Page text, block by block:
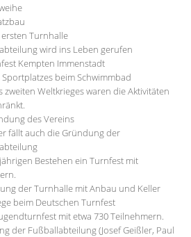
Turnhalle
wird ins Leben gerufen
Kempten Immenstadt
Sportplatzes beim Schwimmbad
zweiten Weltkrieges waren die Aktivitäten
des Vereins
fällt auch die Gründung der
Bestehen ein Turnfest mit
der Turnhalle mit Anbau und Keller
beim Deutschen Turnfest
mit etwa 730 Teilnehmern.
der Fußballabteilung (Josef Geißler, Paul